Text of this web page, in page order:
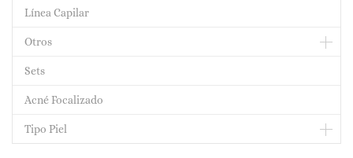
Línea Capilar
Otros
Sets
Acné Focalizado
Tipo Piel